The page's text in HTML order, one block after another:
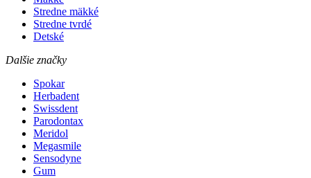
Stredne mäkké
Stredne tvrdé
Detské
Dalšie značky
Spokar
Herbadent
Swissdent
Parodontax
Meridol
Megasmile
Sensodyne
Gum